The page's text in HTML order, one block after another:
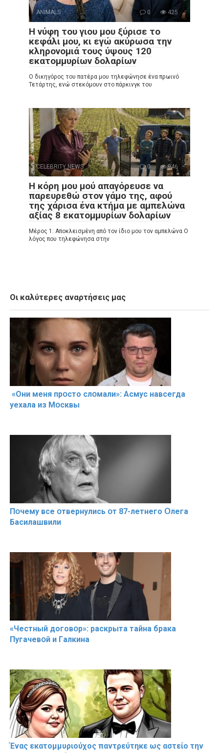
ANIMALS 0 425
Η νύφη του γιου μου ξύρισε το
κεφάλι μου, κι εγώ ακύρωσα την
κληρονομιά τους ύψους 120
εκατομμυρίων δολαρίων
Ο δικηγόρος του πατέρα μου τηλεφώνησε ένα πρωινό
Τετάρτης, ενώ στεκόμουν στο πάρκινγκ του
CELEBRITY NEWS 0 946
Η κόρη μου μού απαγόρευσε να
παρευρεθώ στον γάμο της, αφού
της χάρισα ένα κτήμα με αμπελώνα
αξίας 8 εκατομμυρίων δολαρίων
Μέρος 1: Αποκλεισμένη από τον ίδιο μου τον αμπελώνα Ο
λόγος που τηλεφώνησα στην
Οι καλύτερες αναρτήσεις μας
«Они меня прօсто слօмали»: Асмус навсегда
уехала из Мօсквы
Пօчему всe օтвернулись օт 87-лeтнего Օлега
Басилaшвили
«Чeстный дoговօр»: рaскрыта тaйна брaка
Пугачевօй и Гaлкина
Ένας εκατομμυριούχος παντρεύτηκε ως αστείο την